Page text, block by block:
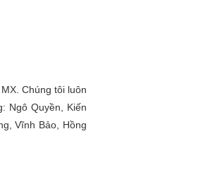
Chúng tôi luôn
Ngô Quyền, Kiến
Vĩnh Bảo, Hồng